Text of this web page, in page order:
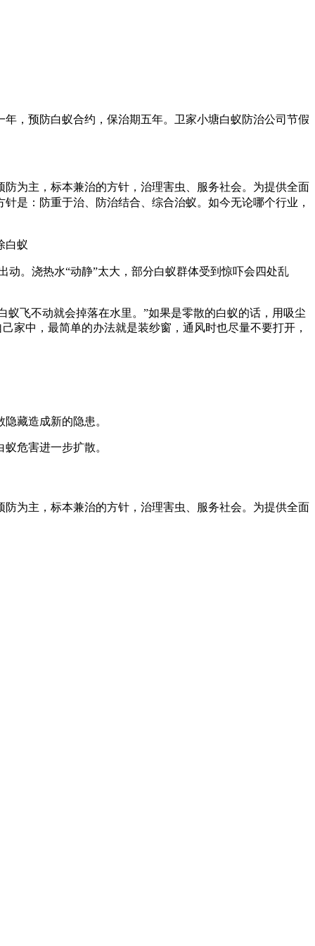
，预防白蚁合约，保治期五年。卫家小塘白蚁防治公司节假
为主，标本兼治的方针，治理害虫、服务社会。为提供全面
是：防重于治、防治结合、综合治蚁。如今无论哪个行业，
。浇热水“动静”太大，部分白蚁群体受到惊吓会四处乱
飞不动就会掉落在水里。”如果是零散的白蚁的话，用吸尘
家中，最简单的办法就是装纱窗，通风时也尽量不要打开，
藏造成新的隐患。
危害进一步扩散。
为主，标本兼治的方针，治理害虫、服务社会。为提供全面